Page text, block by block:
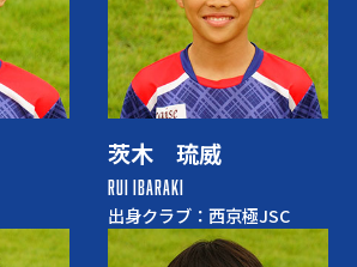
茨木 琉威
RUI IBARAKI
出身クラブ：西京極JSC